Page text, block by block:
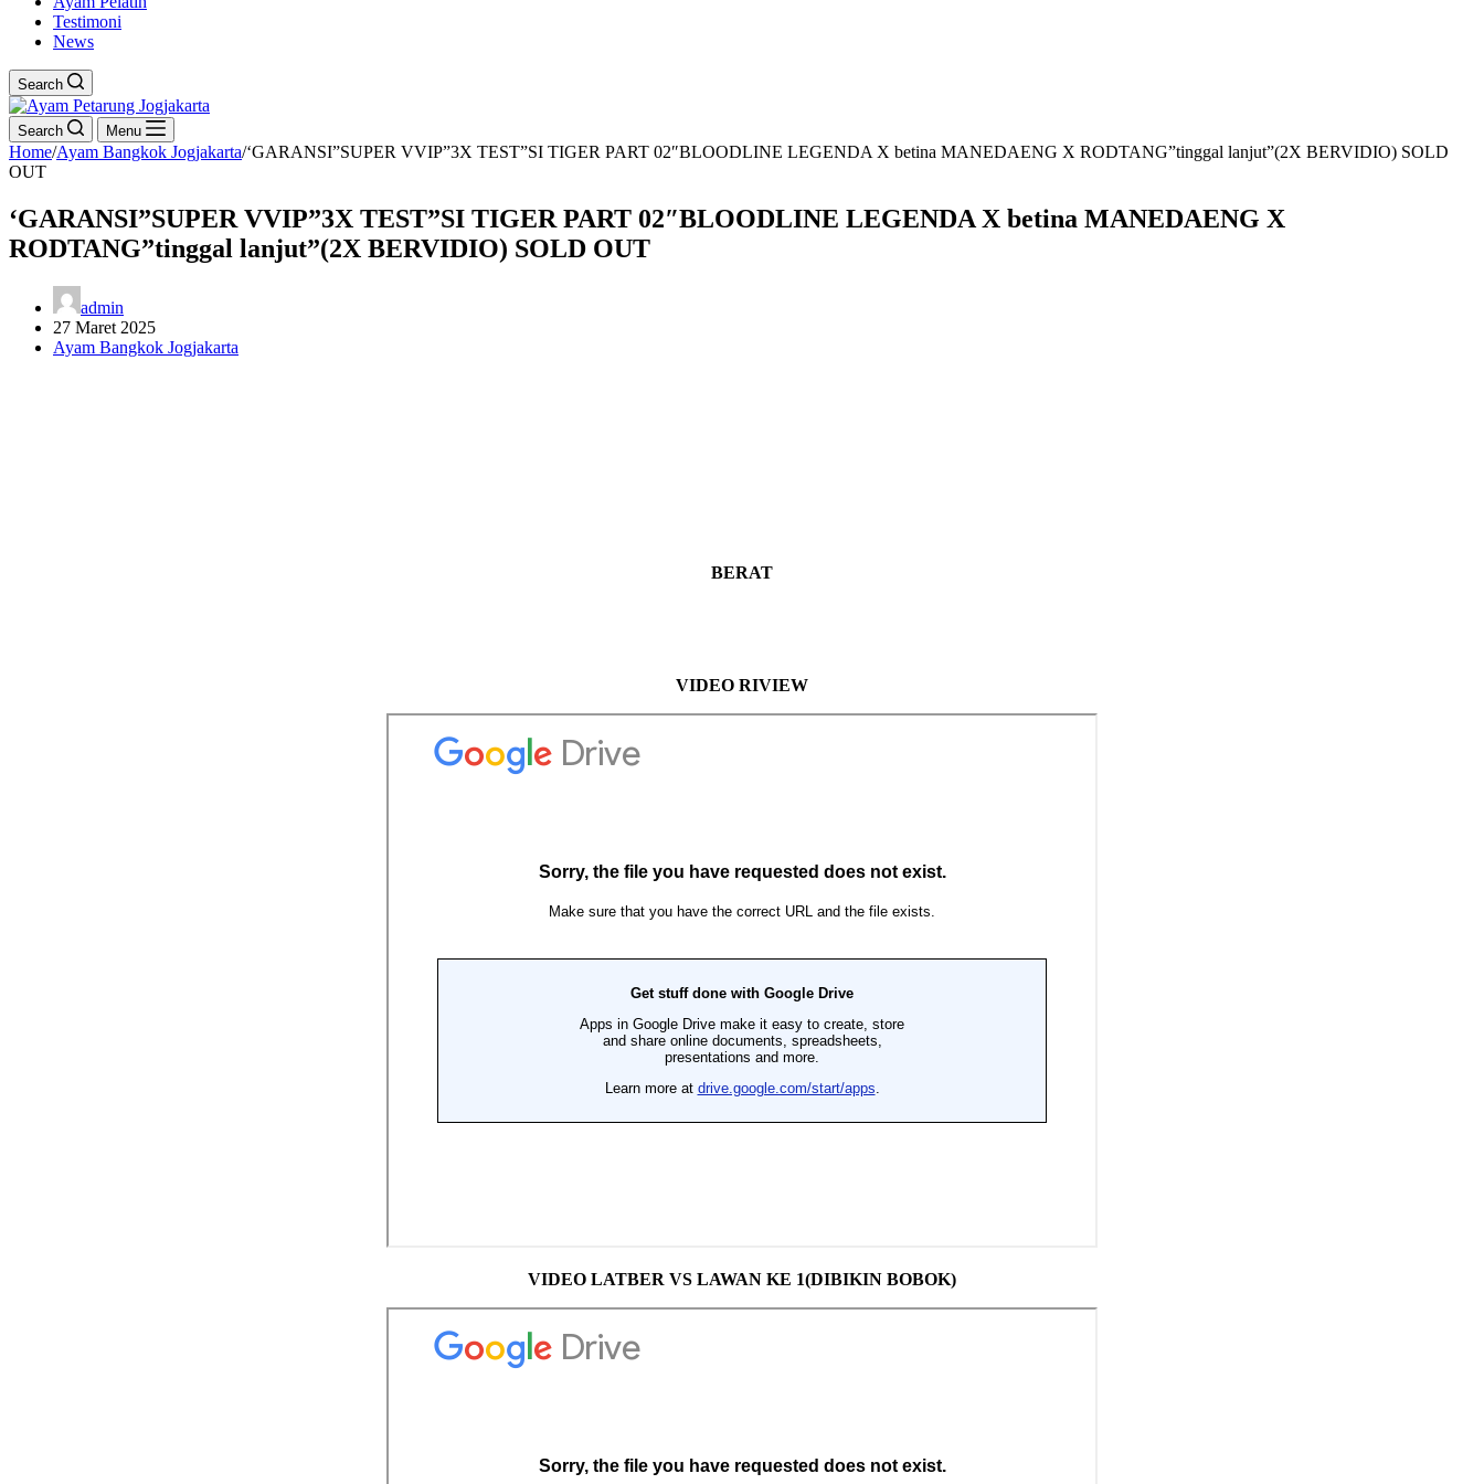
Testimoni
News
Search
Search Menu
Home/Ayam Bangkok Jogjakarta/‘GARANSI”SUPER VVIP”3X TEST”SI TIGER PART 02″BLOODLINE LEGENDA X betina MANEDAENG X RODTANG”tinggal lanjut”(2X BERVIDIO) SOLD
OUT
‘GARANSI”SUPER VVIP”3X TEST”SI TIGER PART 02″BLOODLINE LEGENDA X betina MANEDAENG X
RODTANG”tinggal lanjut”(2X BERVIDIO) SOLD OUT
admin
27 Maret 2025
Ayam Bangkok Jogjakarta
BERAT
VIDEO RIVIEW
VIDEO LATBER VS LAWAN KE 1(DIBIKIN BOBOK)